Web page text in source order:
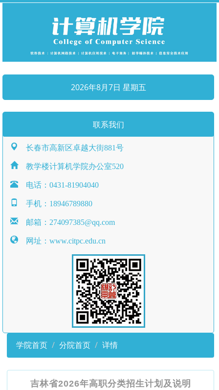
2026年8月7日 星期五
联系我们
长春市高新区卓越大街881号
教学楼计算机学院办公室520
电话：0431-81904040
手机：18946789880
邮箱：274097385@qq.com
网址：www.citpc.edu.cn
学院首页 分院首页 详情
吉林省2026年高职分类招生计划及说明